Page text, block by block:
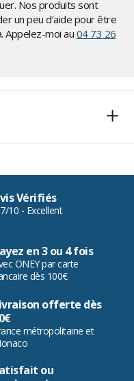
Nos produits sont
un peu d’aide pour être
Appelez-moi au 04 73 26
Vérifiés
10 - Excellent
en 3 ou 4 fois
ONEY par carte
dès 100€
offerte dès
métropolitaine et
ou